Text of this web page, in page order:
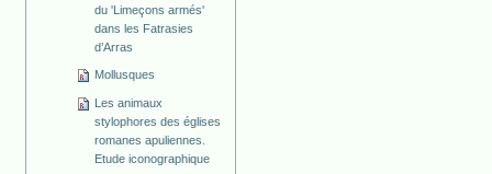
du 'Limeçons armés'
dans les Fatrasies
d’Arras
Mollusques
Les animaux
stylophores des églises
romanes apuliennes.
Etude iconographique